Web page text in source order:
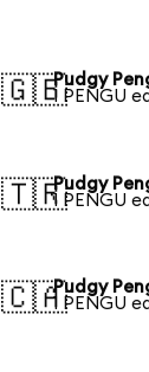
🇬🇧Pudgy
1 PENGU
🇹🇷Pudgy
1 PENGU
🇨🇦Pudgy
1 PENGU